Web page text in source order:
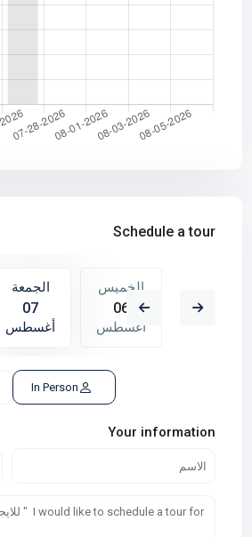
Schedule a tour
الخميس
06
أغسطس
الجمعة
07
أغسطس
In Person
Your information